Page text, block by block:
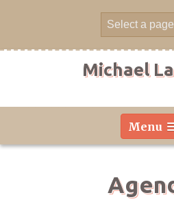
Michael
Menu